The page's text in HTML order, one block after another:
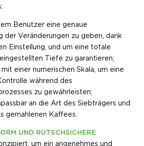
Benutzer eine genaue
der Veränderungen zu geben, dank
Einstellung, und um eine totale
Tiefe zu garantieren;
einer numerischen Skala, um eine
während des
zu gewährleisten;
an die Art des Siebträgers und
gemahlenen Kaffees.
UND RUTSCHSICHERE
um ein angenehmes und